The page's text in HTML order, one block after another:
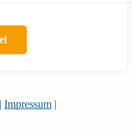
| Impressum |